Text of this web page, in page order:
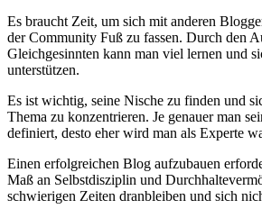
Es braucht Zeit, um sich mit anderen
der Community Fuß⁤ zu fassen. Durch den
Gleichgesinnten kann man viel lernen​ und
unterstützen.
Es⁣ ist wichtig, seine‍ Nische zu ⁤finden ⁢und
Thema zu konzentrieren. Je genauer man
definiert, ‍desto eher⁣ wird man als Experte
Einen​ erfolgreichen Blog⁣ aufzubauen
Maß an ⁣Selbstdisziplin und
schwierigen Zeiten ⁣dranbleiben und sich​